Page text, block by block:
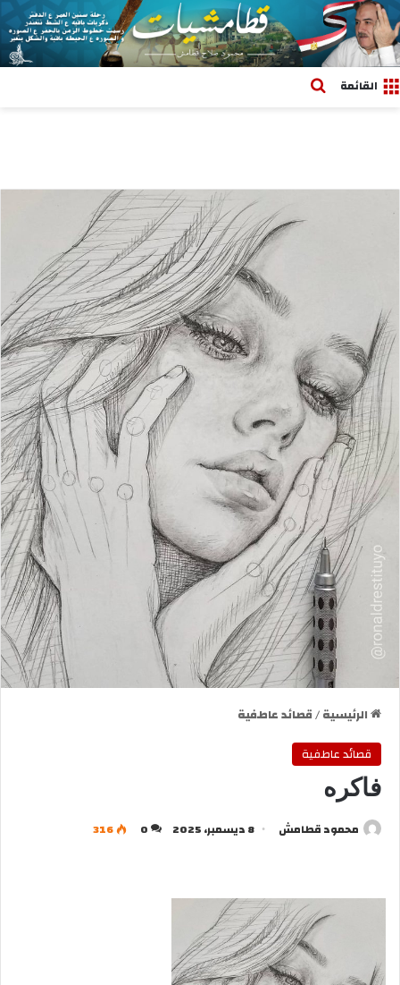
القائمة
الرئيسية/قصائد عاطفية
قصائد عاطفية
فاكره
محمود قطامش 8 ديسمبر، 2025 0
316